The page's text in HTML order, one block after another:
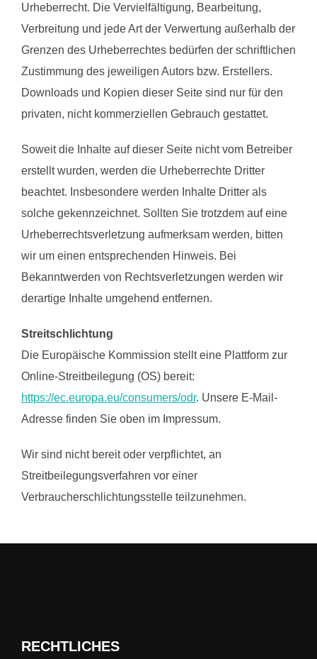
Urheberrecht. Die Vervielfältigung, Bearbeitung,
Verbreitung und jede Art der Verwertung außerhalb der
Grenzen des Urheberrechtes bedürfen der schriftlichen
Zustimmung des jeweiligen Autors bzw. Erstellers.
Downloads und Kopien dieser Seite sind nur für den
privaten, nicht kommerziellen Gebrauch gestattet.
Soweit die Inhalte auf dieser Seite nicht vom Betreiber
erstellt wurden, werden die Urheberrechte Dritter
beachtet. Insbesondere werden Inhalte Dritter als
solche gekennzeichnet. Sollten Sie trotzdem auf eine
Urheberrechtsverletzung aufmerksam werden, bitten
wir um einen entsprechenden Hinweis. Bei
Bekanntwerden von Rechtsverletzungen werden wir
derartige Inhalte umgehend entfernen.
Streitschlichtung
Die Europäische Kommission stellt eine Plattform zur
Online-Streitbeilegung (OS) bereit:
https://ec.europa.eu/consumers/odr. Unsere E-Mail-
Adresse finden Sie oben im Impressum.
Wir sind nicht bereit oder verpflichtet, an
Streitbeilegungsverfahren vor einer
Verbraucherschlichtungsstelle teilzunehmen.
RECHTLICHES